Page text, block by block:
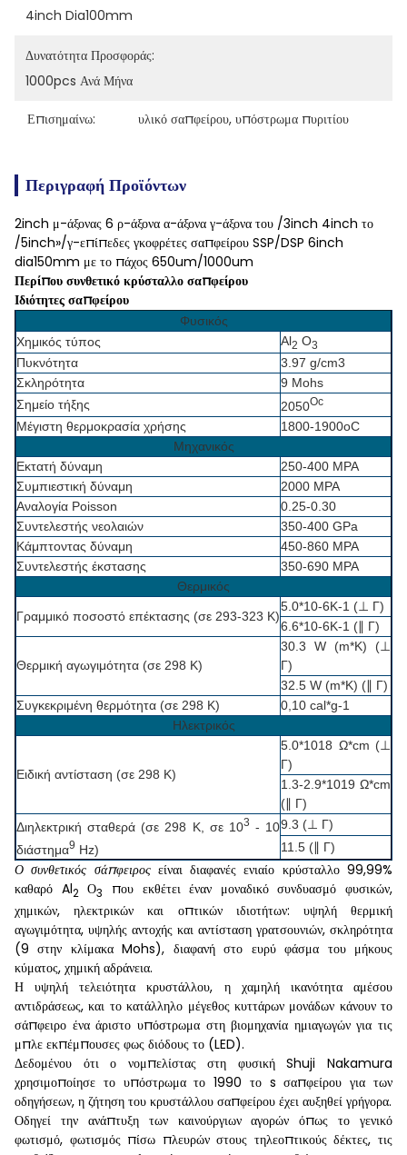
4inch Dia100mm
Δυνατότητα Προσφοράς:
1000pcs Ανά Μήνα
Επισημαίνω: υλικό σαπφείρου, υπόστρωμα πυριτίου
Περιγραφή Προϊόντων
2inch μ-άξονας 6 ρ-άξονα α-άξονα γ-άξονα του /3inch 4inch το
/5inch»/γ-επίπεδες γκοφρέτες σαπφείρου SSP/DSP 6inch
dia150mm με το πάχος 650um/1000um
Περίπου συνθετικό κρύσταλλο σαπφείρου
Ιδιότητες σαπφείρου
Φυσικός
Χημικός τύπος
Al2 Ο3
Πυκνότητα
3.97 g/cm3
Σκληρότητα
9 Mohs
Σημείο τήξης
2050Oc
Μέγιστη θερμοκρασία χρήσης
1800-1900oC
Μηχανικός
Εκτατή δύναμη
250-400 MPA
Συμπιεστική δύναμη
2000 MPA
Αναλογία Poisson
0.25-0.30
Συντελεστής νεολαιών
350-400 GPa
Κάμπτοντας δύναμη
450-860 MPA
Συντελεστής έκστασης
350-690 MPA
Θερμικός
Γραμμικό ποσοστό επέκτασης (σε 293-323 Κ)
5.0*10-6K-1 (⊥ Γ)
6.6*10-6K-1 (∥ Γ)
Θερμική αγωγιμότητα (σε 298 Κ)
30.3 W (m*K) (⊥
Γ)
32.5 W (m*K) (∥ Γ)
Συγκεκριμένη θερμότητα (σε 298 Κ)
0,10 cal*g-1
Ηλεκτρικός
Ειδική αντίσταση (σε 298 Κ)
5.0*1018 Ω*cm (⊥
Γ)
1.3-2.9*1019 Ω*cm
(∥ Γ)
Διηλεκτρική σταθερά (σε 298 Κ, σε 103 - 10
διάστημα9 Hz)
9.3 (⊥ Γ)
11.5 (∥ Γ)
Ο συνθετικός σάπφειροςείναι διαφανές ενιαίο κρύσταλλο 99,99%
καθαρό Al2 Ο3
που εκθέτει έναν μοναδικό συνδυασμό φυσικών,
χημικών, ηλεκτρικών και οπτικών ιδιοτήτων: υψηλή θερμική
αγωγιμότητα, υψηλής αντοχής και αντίσταση γρατσουνιών, σκληρότητα
(9 στην κλίμακα Mohs), διαφανή στο ευρύ φάσμα του μήκους
κύματος, χημική αδράνεια.
Η υψηλή τελειότητα κρυστάλλου, η χαμηλή ικανότητα αμέσου
αντιδράσεως, και το κατάλληλο μέγεθος κυττάρων μονάδων κάνουν το
σάπφειρο ένα άριστο υπόστρωμα στη βιομηχανία ημιαγωγών για τις
μπλε εκπέμπουσες φως διόδους το (LED).
Δεδομένου ότι ο νομπελίστας στη φυσική Shuji Nakamura
χρησιμοποίησε το υπόστρωμα το 1990 το s σαπφείρου για των
οδηγήσεων, η ζήτηση του κρυστάλλου σαπφείρου έχει αυξηθεί γρήγορα.
Οδηγεί την ανάπτυξη των καινούργιων αγορών όπως το γενικό
φωτισμό, φωτισμός πίσω πλευρών στους τηλεοπτικούς δέκτες, τις